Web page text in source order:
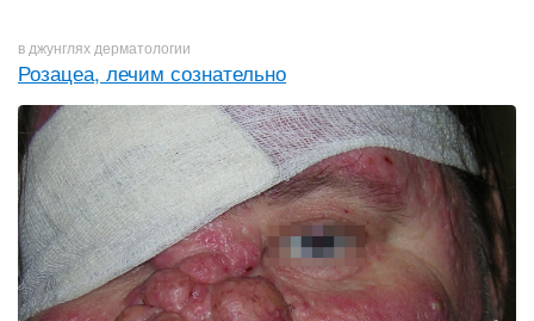
в джунглях дерматологии
Розацеа, лечим сознательно